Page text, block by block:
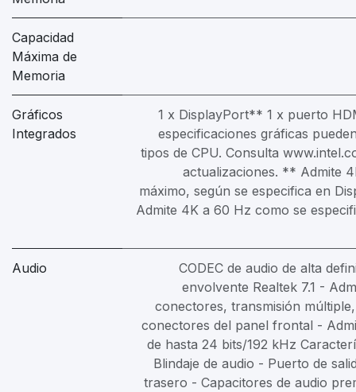
Capacidad
Máxima de
Memoria
Gráficos
Integrados
1 x DisplayPort** 1 x puerto
especificaciones gráficas
tipos de CPU. Consulta
actualizaciones. ** Admite
máximo, según se especifica en
Admite 4K a 60 Hz como se
Audio
CODEC de audio de alta
envolvente Realtek 7.1 -
conectores, transmisión
conectores del panel frontal -
de hasta 24 bits/192 kHz
Blindaje de audio - Puerto de
trasero - Capacitores de audio